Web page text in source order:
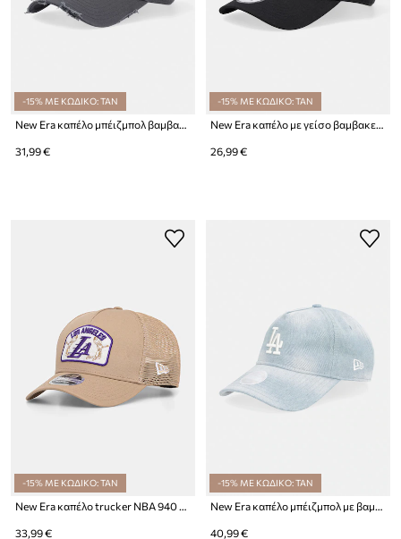
-15% ΜΕ ΚΩΔΙΚΟ: TAN
New Era καπέλο μπέιζμπολ βαμβακερό WASH DISTRESS 920
31,99 €
-15% ΜΕ ΚΩΔΙΚΟ: TAN
New Era καπέλο με γείσο βαμβακερό MINI LOGO 920 NYY
26,99 €
-15% ΜΕ ΚΩΔΙΚΟ: TAN
New Era καπέλο trucker NBA 940 MC TRUCKER LAKERS
33,99 €
-15% ΜΕ ΚΩΔΙΚΟ: TAN
New Era καπέλο μπέιζμπολ με βαμβάκι DENIM 920 LA DODGERS
40,99 €